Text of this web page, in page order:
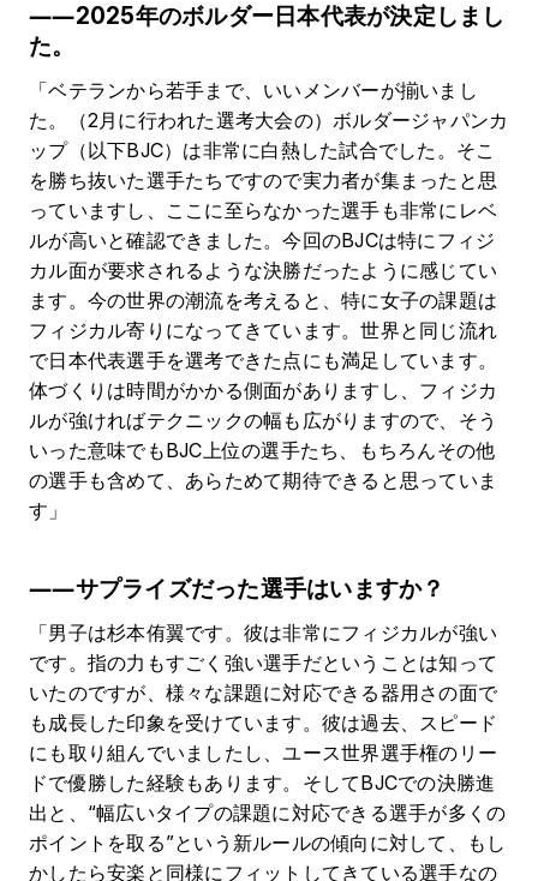
――2025年のボルダー日本代表が決定しまし
た。
「ベテランから若手まで、いいメンバーが揃いまし
た。（2月に行われた選考大会の）ボルダージャパンカ
ップ（以下BJC）は非常に白熱した試合でした。そこ
を勝ち抜いた選手たちですので実力者が集まったと思
っていますし、ここに至らなかった選手も非常にレベ
ルが高いと確認できました。今回のBJCは特にフィジ
カル面が要求されるような決勝だったように感じてい
ます。今の世界の潮流を考えると、特に女子の課題は
フィジカル寄りになってきています。世界と同じ流れ
で日本代表選手を選考できた点にも満足しています。
体づくりは時間がかかる側面がありますし、フィジカ
ルが強ければテクニックの幅も広がりますので、そう
いった意味でもBJC上位の選手たち、もちろんその他
の選手も含めて、あらためて期待できると思っていま
す」
――サプライズだった選手はいますか？
「男子は杉本侑翼です。彼は非常にフィジカルが強い
です。指の力もすごく強い選手だということは知って
いたのですが、様々な課題に対応できる器用さの面で
も成長した印象を受けています。彼は過去、スピード
にも取り組んでいましたし、ユース世界選手権のリー
ドで優勝した経験もあります。そしてBJCでの決勝進
出と、“幅広いタイプの課題に対応できる選手が多くの
ポイントを取る”という新ルールの傾向に対して、もし
かしたら安楽と同様にフィットしてきている選手なの